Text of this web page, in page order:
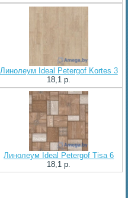
Линолеум Ideal Petergof Kortes 3
18,1 p.
Линолеум Ideal Petergof Tisa 6
18,1 p.